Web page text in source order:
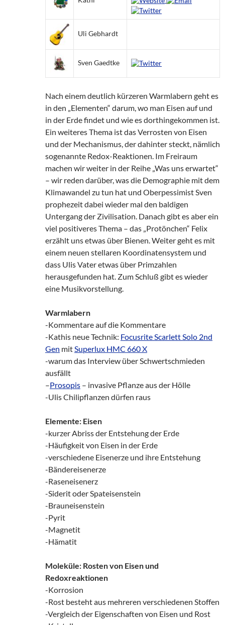
Uli Gebhardt
Sven Gaedtke
Nach einem deutlich kürzeren Warmlabern geht es
in den „Elementen“ darum, wo man Eisen auf und
in der Erde findet und wie es dorthingekommen ist.
Ein weiteres Thema ist das Verrosten von Eisen
und der Mechanismus, der dahinter steckt, nämlich
sogenannte Redox-Reaktionen. Im Freiraum
machen wir weiter in der Reihe „Was uns erwartet“
– wir reden darüber, was die Demographie mit dem
Klimawandel zu tun hat und Oberpessimist Sven
prophezeit dabei wieder mal den baldigen
Untergang der Zivilisation. Danach gibt es aber ein
viel positiveres Thema – das „Protönchen“ Felix
erzählt uns etwas über Bienen. Weiter geht es mit
einem neuen stellaren Koordinatensystem und
dass Ulis Vater etwas über Primzahlen
herausgefunden hat. Zum Schluß gibt es wieder
eine Musikvorstellung.
Warmlabern
-Kommentare auf die Kommentare
-Kathis neue Technik: Focusrite Scarlett Solo 2nd
Gen mitSuperlux HMC 660 X
-warum das Interview über Schwertschmieden
ausfällt
–Prosopis – invasive Pflanze aus der Hölle
-Ulis Chilipflanzen dürfen raus
Elemente: Eisen
-kurzer Abriss der Entstehung der Erde
-Häufigkeit von Eisen in der Erde
-verschiedene Eisenerze und ihre Entstehung
-Bändereisenerze
-Raseneisenerz
-Siderit oder Spateisenstein
-Brauneisenstein
-Pyrit
-Magnetit
-Hämatit
Moleküle: Rosten von Eisen und
Redoxreaktionen
-Korrosion
-Rost besteht aus mehreren verschiedenen Stoffen
-Vergleich der Eigenschaften von Eisen und Rost